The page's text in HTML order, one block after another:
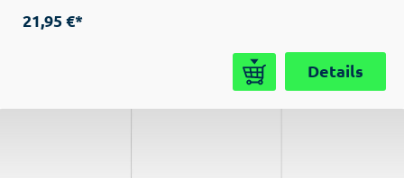
Smoking!
21,95 €*
Details